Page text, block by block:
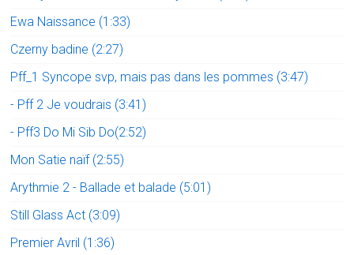
Ewa Naissance (1:33)
Czerny badine (2:27)
Pff_1 Syncope svp, mais pas dans les pommes (3:47)
- Pff 2 Je voudrais (3:41)
- Pff3 Do Mi Sib Do(2:52)
Mon Satie naïf (2:55)
Arythmie 2 - Ballade et balade (5:01)
Still Glass Act (3:09)
Premier Avril (1:36)